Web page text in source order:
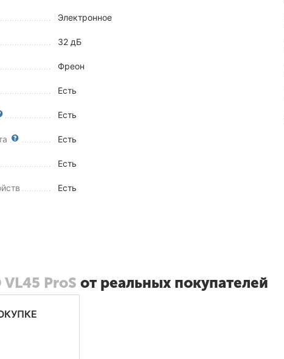
Электронное
32 дБ
Фреон
Есть
Есть
Есть
Есть
Есть
VL45 ProS от реальных покупателей